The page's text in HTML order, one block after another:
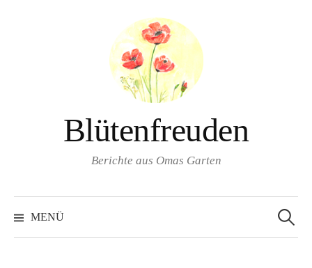
Blütenfreuden
Berichte aus Omas Garten
MENÜ
nach: